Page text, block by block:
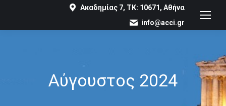
Ακαδημίας 7, ΤΚ: 10671, Αθήνα
info@acci.gr
Αύγουστος 2024
You are here: